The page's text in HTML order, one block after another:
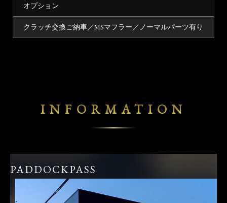
オプション
クラッチ交換ご納車／MSマフラー／ノーマルパーツ有り
INFORMATION
PADDOCKPASS